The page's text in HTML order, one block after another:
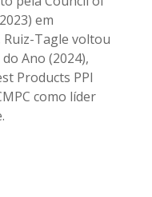
em
Tagle voltou
Ano (2024),
Products PPI
como líder